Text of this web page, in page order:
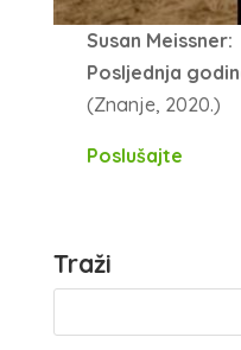
Susan Meissner:
Posljednja
(Znanje, 2020.)
Poslušajte
Traži